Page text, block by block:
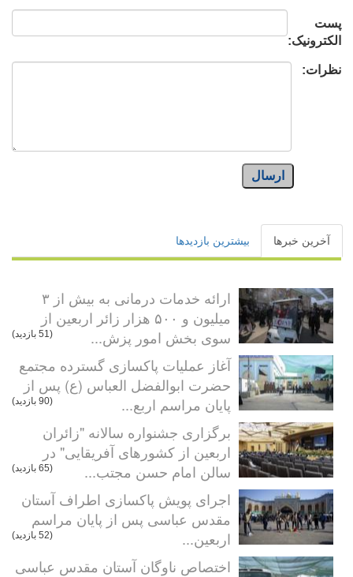
پست
الکترونیک:
نظرات:
ارسال
آخرین خبرها بیشترین بازدیدها
ارائه خدمات درمانی به بیش از ۳
میلیون و ۵۰۰ هزار زائر اربعین از
سوی بخش امور پزش...
(51 بازدید)
آغاز عملیات پاکسازی گسترده مجتمع
حضرت ابوالفضل العباس (ع) پس از
پایان مراسم اربع...
(90 بازدید)
برگزاری جشنواره سالانه "زائران
اربعین از کشورهای آفریقایی" در
سالن امام حسن مجتب...
(65 بازدید)
اجرای پویش پاکسازی اطراف آستان
مقدس عباسی پس از پایان مراسم
اربعین...
(52 بازدید)
اختصاص ناوگان آستان مقدس عباسی